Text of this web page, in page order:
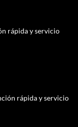
rápida y servicio
rápida y servicio